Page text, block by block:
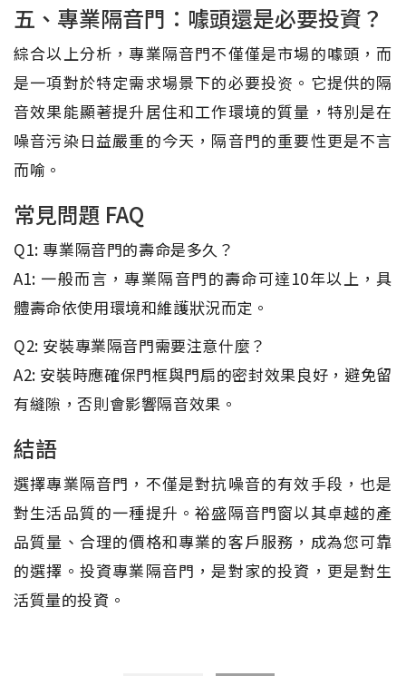
五、專業隔音門：噱頭還是必要投資？
綜合以上分析，專業隔音門不僅僅是市場的噱頭，而
是一項對於特定需求場景下的必要投资。它提供的隔
音效果能顯著提升居住和工作環境的質量，特別是在
噪音污染日益嚴重的今天，隔音門的重要性更是不言
而喻。
常見問題 FAQ
Q1: 專業隔音門的壽命是多久？
A1: 一般而言，專業隔音門的壽命可達10年以上，具
體壽命依使用環境和維護狀況而定。
Q2: 安裝專業隔音門需要注意什麼？
A2: 安裝時應確保門框與門扇的密封效果良好，避免留
有縫隙，否則會影響隔音效果。
結語
選擇專業隔音門，不僅是對抗噪音的有效手段，也是
對生活品質的一種提升。裕盛隔音門窗以其卓越的產
品質量、合理的價格和專業的客戶服務，成為您可靠
的選擇。投資專業隔音門，是對家的投資，更是對生
活質量的投資。